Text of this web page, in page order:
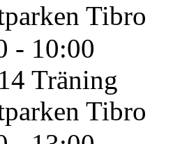
Tibro
- 10:00
Träning
Tibro